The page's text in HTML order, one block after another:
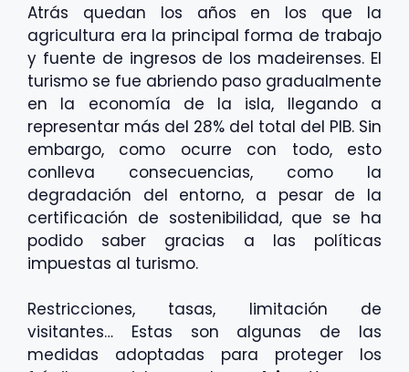
Atrás quedan los años en los que la
agricultura era la principal forma de trabajo
y fuente de ingresos de los madeirenses. El
turismo se fue abriendo paso gradualmente
en la economía de la isla, llegando a
representar más del 28% del total del PIB. Sin
embargo, como ocurre con todo, esto
conlleva consecuencias, como la
degradación del entorno, a pesar de la
certificación de sostenibilidad, que se ha
podido saber gracias a las políticas
impuestas al turismo.
Restricciones, tasas, limitación de
visitantes… Estas son algunas de las
medidas adoptadas para proteger los